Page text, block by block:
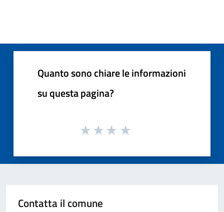
Quanto sono chiare le informazioni
su questa pagina?
Contatta il comune